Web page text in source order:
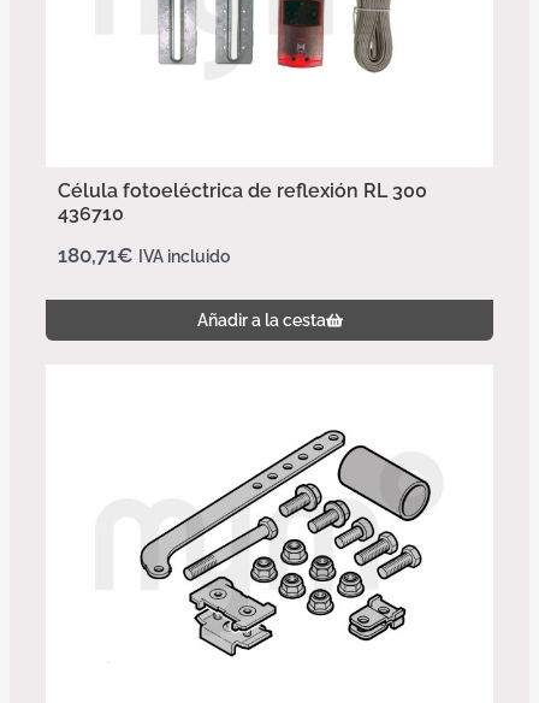
Célula fotoeléctrica de reflexión RL 300
436710
180,71€ IVA incluido
Añadir a la cesta